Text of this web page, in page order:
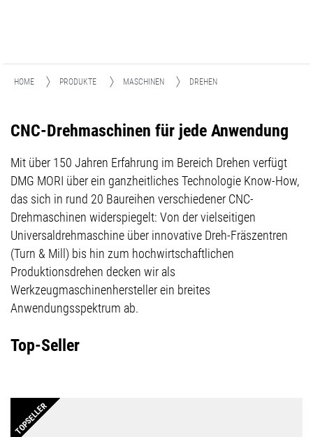
HOME PRODUKTE MASCHINEN DREHEN
CNC-Drehmaschinen für jede Anwendung
Mit über 150 Jahren Erfahrung im Bereich Drehen verfügt
DMG MORI über ein ganzheitliches Technologie Know-How,
das sich in rund 20 Baureihen verschiedener CNC-
Drehmaschinen widerspiegelt: Von der vielseitigen
Universaldrehmaschine über innovative Dreh-Fräszentren
(Turn & Mill) bis hin zum hochwirtschaftlichen
Produktionsdrehen decken wir als
Werkzeugmaschinenhersteller ein breites
Anwendungsspektrum ab.
Top-Seller
TOPSELLER